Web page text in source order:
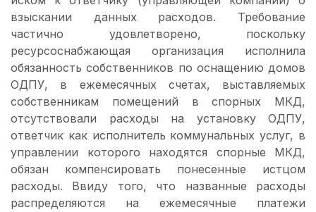
взыскании данных расходов. Требование
частично удовлетворено, поскольку
ресурсоснабжающая организация исполнила
обязанность собственников по оснащению домов
ОДПУ, в ежемесячных счетах, выставляемых
собственникам помещений в спорных МКД,
отсутствовали расходы на установку ОДПУ,
ответчик как исполнитель коммунальных услуг, в
управлении которого находятся спорные МКД,
обязан компенсировать понесенные истцом
расходы. Ввиду того, что названные расходы
распределяются на ежемесячные платежи